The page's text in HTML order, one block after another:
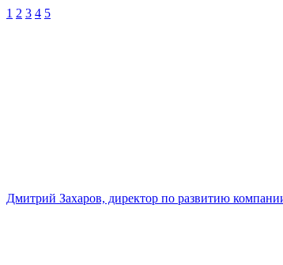
1 2 3 4 5
Дмитрий Захаров, директор по развитию